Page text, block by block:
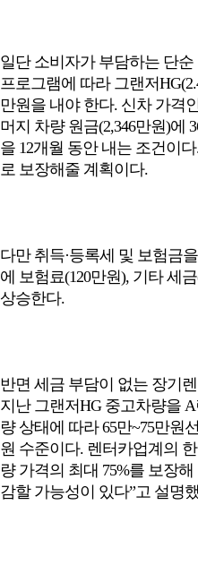
일단 소비자가 부담하는 단
프로그램에 따라 그랜저
만원을 내야 한다. 신차 가격
머지 차량 원금(2,346만원)에
을 12개월 동안 내는 조건이
로 보장해줄 계획이다.
다만 취득·등록세 및 보험금
에 보험료(120만원), 기타 세
상승한다.
반면 세금 부담이 없는 장기
지난 그랜저HG 중고차량을
량 상태에 따라 65만~75만원
원 수준이다. 렌터카업계의
량 가격의 최대 75%를 보장
감할 가능성이 있다”고 설명